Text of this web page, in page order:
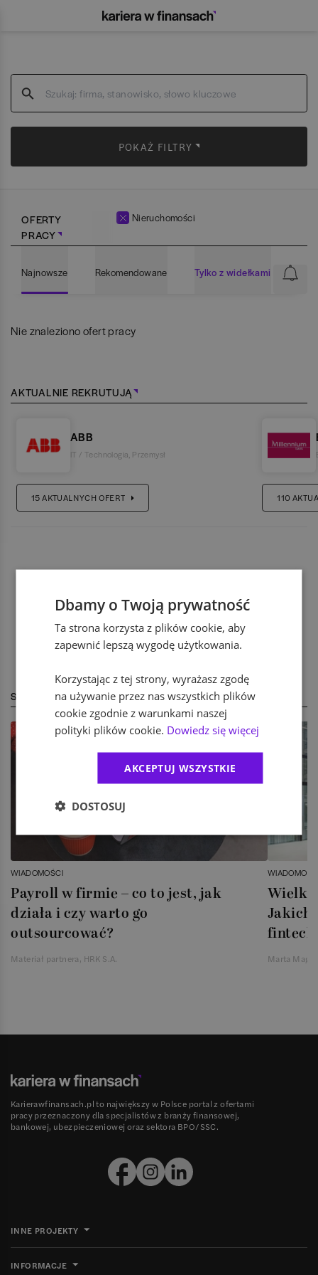
POKAŻ FILTRY
OFERTY
PRACY
Nieruchomości
Najnowsze Rekomendowane Tylko z widełkami
Nie znaleziono ofert pracy
AKTUALNIE REKRUTUJĄ
ABB
IT / Technologia Przemysł
15AKTUALNYCH OFERT 110
STREFA EKSPERTA
WIADOMOŚCI
Payroll w firmie – co to jest, jak
działa i czy warto go
outsourcować?
Materiał partnera, HRK S.A.
Jakich
Marta
Karierawfinansach.pl to największy w Polsce portal z ofertami
pracy przeznaczony dla specjalistów z branży finansowej,
bankowej, ubezpieczeniowej oraz sektora BPO/SSC.
INNE PROJEKTY
INFORMACJE
Dbamy o Twoją prywatność
Ta strona korzysta z plików cookie, aby
zapewnić lepszą wygodę użytkowania.
Korzystając z tej strony, wyrażasz zgodę
na używanie przez nas wszystkich plików
cookie zgodnie z warunkami naszej
polityki plików cookie. Dowiedz się więcej
AKCEPTUJ WSZYSTKIE
DOSTOSUJ